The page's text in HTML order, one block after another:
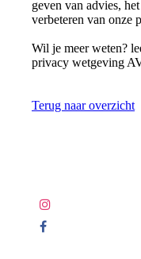
geven van advies,
verbeteren van onze
Wil je meer weten?
privacy wetgeving
Terug naar overzicht